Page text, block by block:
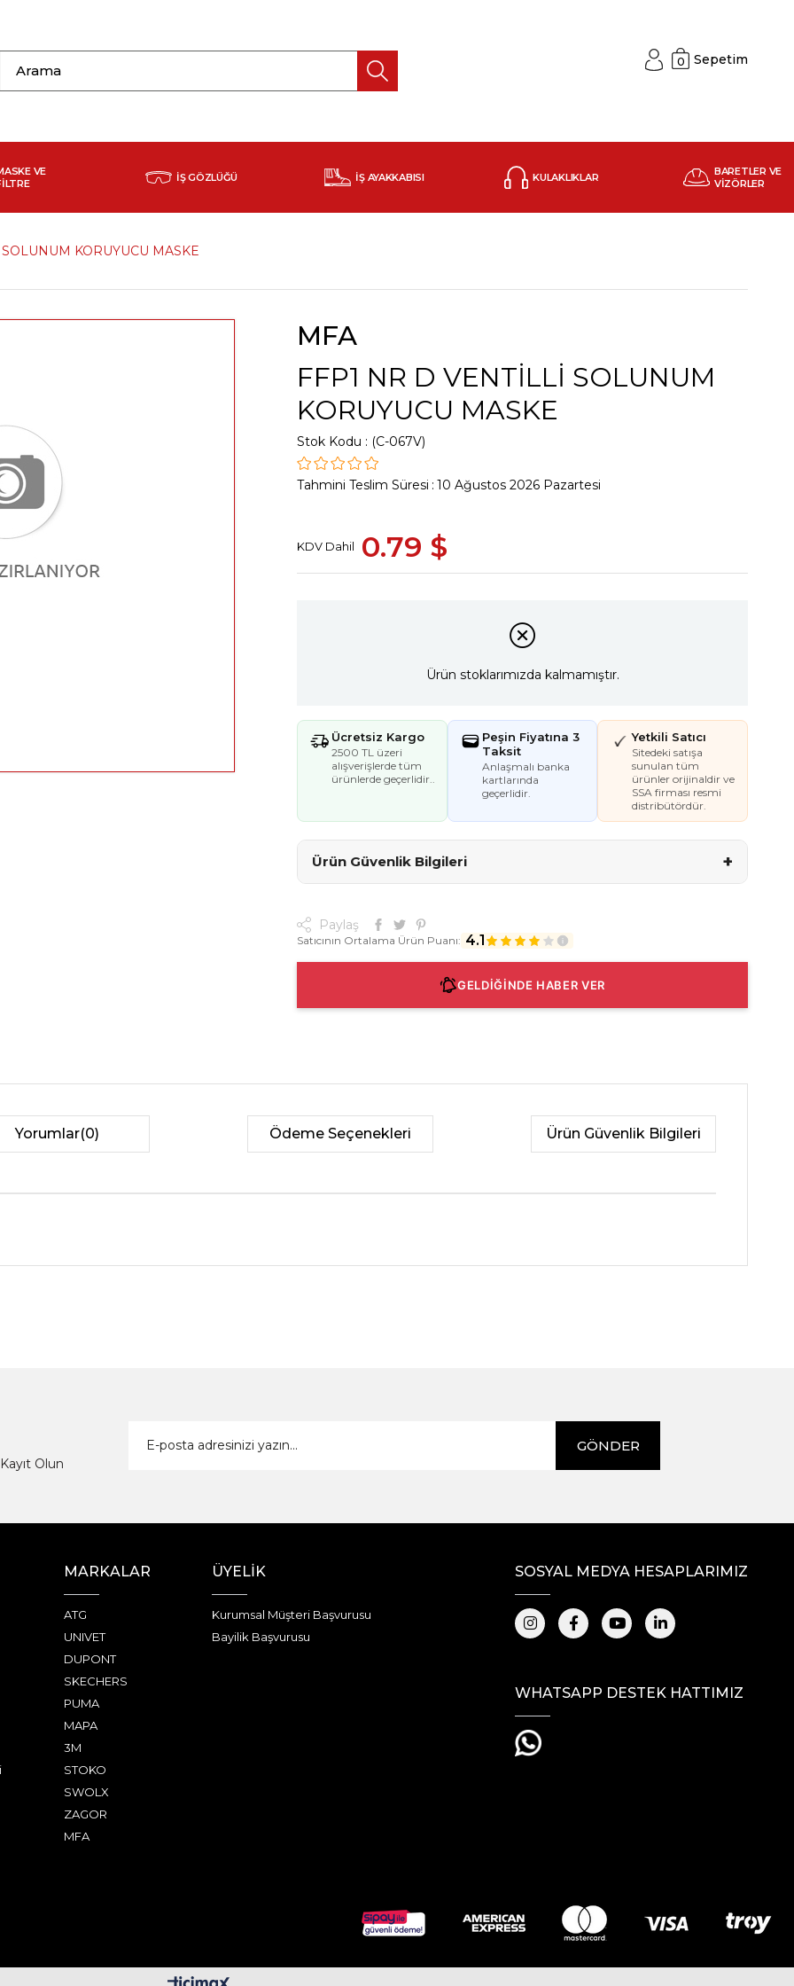
Sepetim
0
VE
İŞ GÖZLÜĞÜ İŞ AYAKKABISI KULAKLIKLAR
BARETLER VE
VİZÖRLER
KORUYUCU MASKE
MFA
FFP1 NR D VENTİLLİ SOLUNUM
KORUYUCU MASKE
Stok Kodu (C-067V)
Tahmini Teslim Süresi : 10 Ağustos 2026 Pazartesi
KDV Dahil 0.79 $
Ürün stoklarımızda kalmamıştır.
Ücretsiz Kargo
2500 TL üzeri
alışverişlerde tüm
ürünlerde geçerlidir..
Peşin Fiyatına 3
Taksit
Anlaşmalı banka
kartlarında
geçerlidir.
Yetkili Satıcı
Sitedeki satışa
sunulan tüm
ürünler orijinaldir ve
SSA firması resmi
distribütördür.
Ürün Güvenlik Bilgileri +
Paylaş
Satıcının Ortalama Ürün Puanı: 4.1
GELDİĞİNDE HABER VER
Yorumlar(0) Ödeme Seçenekleri Ürün Güvenlik Bilgileri
Olun
GÖNDER
MARKALAR
ATG
UNIVET
DUPONT
SKECHERS
PUMA
MAPA
3M
STOKO
SWOLX
ZAGOR
MFA
ÜYELİK
Kurumsal Müşteri Başvurusu
Bayilik Başvurusu
SOSYAL MEDYA HESAPLARIMIZ
WHATSAPP DESTEK HATTIMIZ